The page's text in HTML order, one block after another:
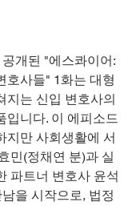
개된 "에스콰이어:
호사들" 1화는 대형
지는 신입 변호사의
입니다. 이 에피소드
지만 사회생활에 서
민(정채연 분)과 실
파트너 변호사 윤석
을 시작으로, 법정